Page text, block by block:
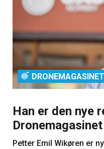
DRONEMAGASINET
Han er den nye
Dronemagasinet
Petter Emil Wikøren er